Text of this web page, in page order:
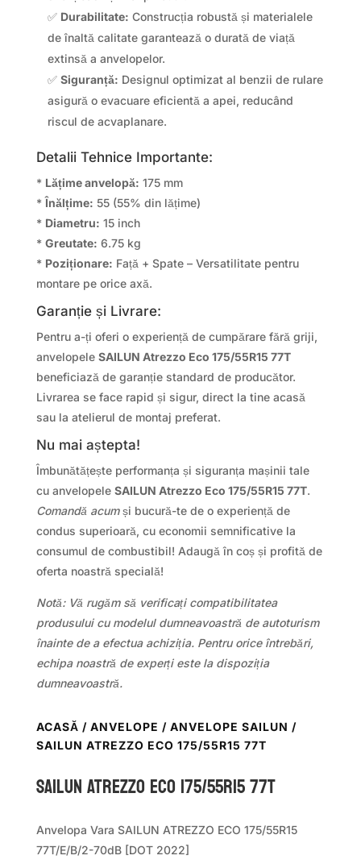
✅ Durabilitate: Construcția robustă și materialele
de înaltă calitate garantează o durată de viață
extinsă a anvelopelor.
✅ Siguranță: Designul optimizat al benzii de rulare
asigură o evacuare eficientă a apei, reducând
riscul de acvaplanare.
Detalii Tehnice Importante:
* Lățime anvelopă: 175 mm
*Înălțime: 55 (55% din lățime)
* Diametru: 15 inch
* Greutate: 6.75 kg
* Poziționare: Față + Spate – Versatilitate pentru
montare pe orice axă.
Garanție și Livrare:
Pentru a-ți oferi o experiență de cumpărare fără griji,
anvelopele SAILUN Atrezzo Eco 175/55R15 77T
beneficiază de garanție standard de producător.
Livrarea se face rapid și sigur, direct la tine acasă
sau la atelierul de montaj preferat.
Nu mai aștepta!
Îmbunătățește performanța și siguranța mașinii tale
cu anvelopele SAILUN Atrezzo Eco 175/55R15 77T.
Comandă acumși bucură-te de o experiență de
condus superioară, cu economii semnificative la
consumul de combustibil! Adaugă în coș și profită de
oferta noastră specială!
Notă: Vă rugăm să verificați compatibilitatea
produsului cu modelul dumneavoastră de autoturism
înainte de a efectua achiziția. Pentru orice întrebări,
echipa noastră de experți este la dispoziția
dumneavoastră.
ACASĂ / ANVELOPE / ANVELOPE SAILUN /
SAILUN ATREZZO ECO 175/55R15 77T
Sailun ATREZZO ECO 175/55R15 77T
Anvelopa Vara SAILUN ATREZZO ECO 175/55R15
77T/E/B/2-70dB [DOT 2022]